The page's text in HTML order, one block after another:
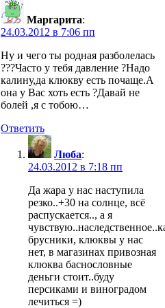
Маргарита:
24.03.2012 в 7:06 пп
Ну и чего ты родная разболелась
???Часто у тебя давление ?Надо
калину,да клюкву есть почаще.А
она у Вас хоть есть ?Давай не
болей ,я с тобою…
Ответить
Люба:
24.03.2012 в 7:18 пп
Да жара у нас наступила
резко..+30 на солнце, всё
распускается.., а я
брусники, клюквы у нас
нет, в магазинах привозная
клюква баснословные
деньги стоит..буду
персиками и виноградом
лечиться =)